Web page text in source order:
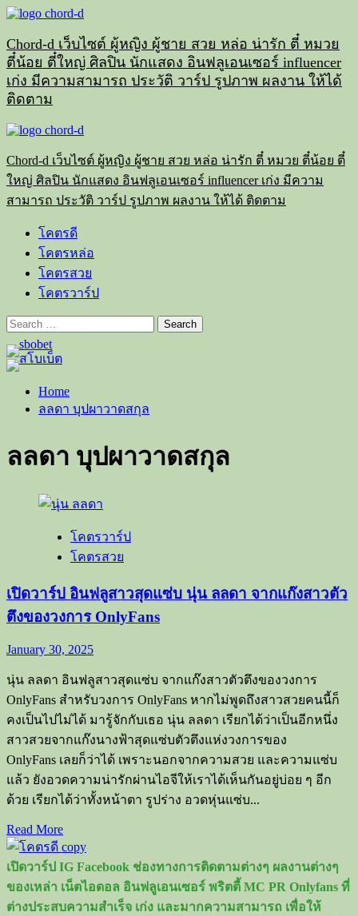
Skip
content
Chord-d เว็บไซต์ ผู้หญิง ผู้ชาย สวย หล่อ น่ารัก ตี๋ หมวย
ตี๋น้อย ตี๋ใหญ่ ศิลปิน นักแสดง อินฟลูเอนเซอร์ influencer
เก่ง มีความสามารถ ประวัติ วาร์ป รูปภาพ ผลงาน ให้ได้
ติดตาม
Primary
Chord-d เว็บไซต์ ผู้หญิง ผู้ชาย สวย หล่อ น่ารัก ตี๋ หมวย ตี๋น้อย ตี๋
ใหญ่ ศิลปิน นักแสดง อินฟลูเอนเซอร์ influencer เก่ง มีความ
สามารถ ประวัติ วาร์ป รูปภาพ ผลงาน ให้ได้ ติดตาม
โคตรดี
โคตรหล่อ
โคตรสวย
โคตรวาร์ป
Search
for:
Home
ลลดา บุปผาวาดสกุล
ลลดา บุปผาวาดสกุล
โคตรวาร์ป
โคตรสวย
เปิดวาร์ป อินฟลูสาวสุดแซ่บ นุ่น ลลดา จากแก๊งสาวตัว
ตึงของวงการ OnlyFans
January 30, 2025
นุ่น ลลดา อินฟลูสาวสุดแซ่บ จากแก๊งสาวตัวตึงของวงการ
OnlyFans สำหรับวงการ OnlyFans หากไม่พูดถึงสาวสวยคนนี้ก็
คงเป็นไปไม่ได้ มารู้จักกับเธอ นุ่น ลลดา เรียกได้ว่าเป็นอีกหนึ่ง
สาวสวยจากแก๊งนางฟ้าสุดแซ่บตัวตึงแห่งวงการของ
OnlyFans เลยก็ว่าได้ เพราะนอกจากความสวย และความแซ่บ
แล้ว ยังอวดความน่ารักผ่านไอจีให้เราได้เห็นกันอยู่บ่อย ๆ อีก
ด้วย เรียกได้ว่าทั้งหน้าตา รูปร่าง อวดหุ่นแซ่บ...
Read MoreRead
more
about
เปิด
วาร์
เปิดวาร์ป IG Facebook ช่องทางการติดตามต่างๆ ผลงานต่างๆ
ของเหล่า เน็ตไอดอล อินฟลูเอนเซอร์ พริตตี้ MC PR Onlyfans ที่
ต่างประสบความสำเร็จ เก่ง และมากความสามารถ เพื่อให้